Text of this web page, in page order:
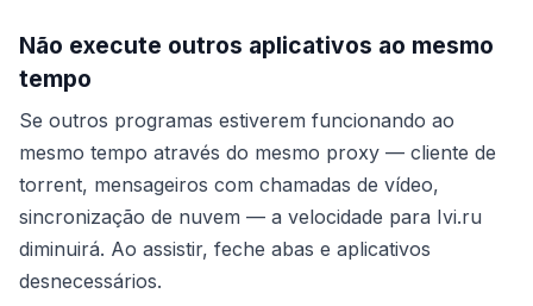
Não execute outros aplicativos ao mesmo
tempo
Se outros programas estiverem funcionando ao
mesmo tempo através do mesmo proxy — cliente de
torrent, mensageiros com chamadas de vídeo,
sincronização de nuvem — a velocidade para Ivi.ru
diminuirá. Ao assistir, feche abas e aplicativos
desnecessários.